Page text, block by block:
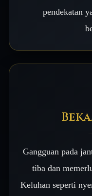
pendekatan
Gangguan pada
tiba dan
Keluhan seperti